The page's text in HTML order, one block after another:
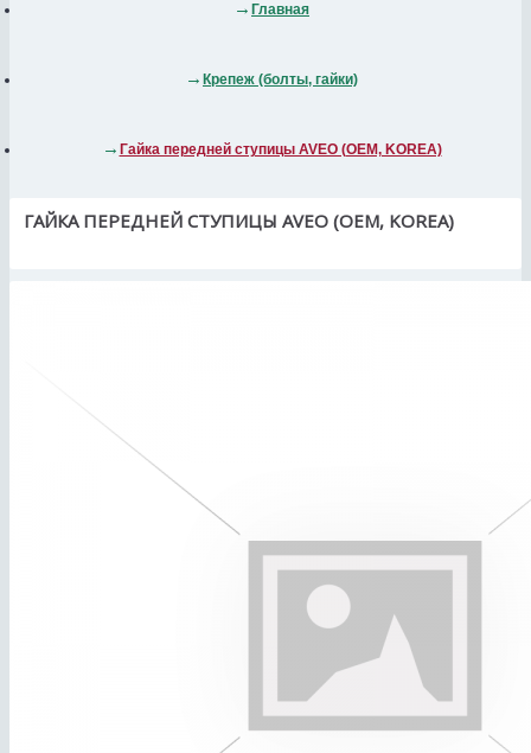
Главная
Крепеж (болты, гайки)
Гайка передней ступицы AVEO (OEM, KOREA)
ГАЙКА ПЕРЕДНЕЙ СТУПИЦЫ AVEO (OEM, KOREA)